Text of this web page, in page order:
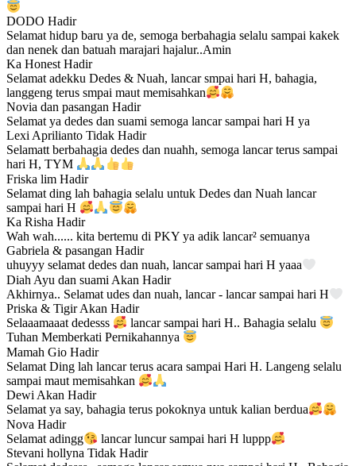
DODO Hadir
Selamat hidup baru ya de, semoga berbahagia selalu sampai kakek
dan nenek dan batuah marajari hajalur..Amin
Ka Honest Hadir
Selamat adekku Dedes & Nuah, lancar smpai hari H, bahagia,
langgeng terus smpai maut memisahkan
Novia dan pasangan Hadir
Selamat ya dedes dan suami semoga lancar sampai hari H ya
Lexi Aprilianto Tidak Hadir
Selamatt berbahagia dedes dan nuahh, semoga lancar terus sampai
hari H, TYM
Friska lim Hadir
Selamat ding lah bahagia selalu untuk Dedes dan Nuah lancar
sampai hari H
Ka Risha Hadir
Wah wah...... kita bertemu di PKY ya adik lancar² semuanya
Gabriela & pasangan Hadir
uhuyyy selamat dedes dan nuah, lancar sampai hari H yaaa
Diah Ayu dan suami Akan Hadir
Akhirnya.. Selamat udes dan nuah, lancar - lancar sampai hari H
Priska & TigirAkan Hadir
Selaaamaaat dedesss
lancar sampai hari H.. Bahagia selalu
Tuhan Memberkati Pernikahannya
Mamah Gio Hadir
Selamat Ding lah lancar terus acara sampai Hari H. Langeng selalu
sampai maut memisahkan
Dewi Akan Hadir
Selamat ya say, bahagia terus pokoknya untuk kalian berdua
Nova Hadir
Selamat adingg
lancar luncur sampai hari H luppp
Stevani hollyna Tidak Hadir